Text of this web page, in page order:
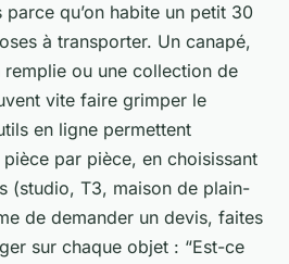
parce qu’on habite un petit 30
à transporter. Un canapé,
ou une collection de
vite faire grimper le
en ligne permettent
pièce par pièce, en choisissant
(studio, T3, maison de plain-
de demander un devis, faites
sur chaque objet : “Est-ce